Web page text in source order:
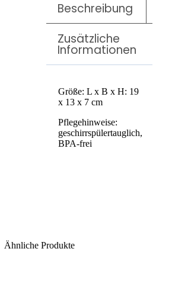
Beschreibung
Zusätzliche
Informationen
Größe: L x B x H: 19
x 13 x 7 cm
Pflegehinweise:
geschirrspülertauglich,
BPA-frei
Ähnliche Produkte